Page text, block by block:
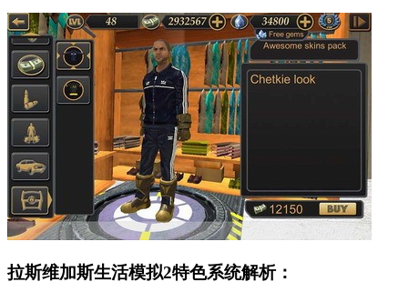
拉斯维加斯生活模拟2特色系统解析：